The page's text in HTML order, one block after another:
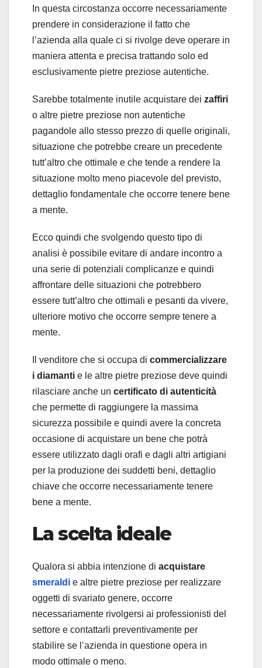
In questa circostanza occorre necessariamente
prendere in considerazione il fatto che
l’azienda alla quale ci si rivolge deve operare in
maniera attenta e precisa trattando solo ed
esclusivamente pietre preziose autentiche.
Sarebbe totalmente inutile acquistare dei zaffiri
o altre pietre preziose non autentiche
pagandole allo stesso prezzo di quelle originali,
situazione che potrebbe creare un precedente
tutt’altro che ottimale e che tende a rendere la
situazione molto meno piacevole del previsto,
dettaglio fondamentale che occorre tenere bene
a mente.
Ecco quindi che svolgendo questo tipo di
analisi è possibile evitare di andare incontro a
una serie di potenziali complicanze e quindi
affrontare delle situazioni che potrebbero
essere tutt’altro che ottimali e pesanti da vivere,
ulteriore motivo che occorre sempre tenere a
mente.
Il venditore che si occupa di commercializzare
i diamanti e le altre pietre preziose deve quindi
rilasciare anche un certificato di autenticità
che permette di raggiungere la massima
sicurezza possibile e quindi avere la concreta
occasione di acquistare un bene che potrà
essere utilizzato dagli orafi e dagli altri artigiani
per la produzione dei suddetti beni, dettaglio
chiave che occorre necessariamente tenere
bene a mente.
La scelta ideale
Qualora si abbia intenzione di acquistare
smeraldi e altre pietre preziose per realizzare
oggetti di svariato genere, occorre
necessariamente rivolgersi ai professionisti del
settore e contattarli preventivamente per
stabilire se l’azienda in questione opera in
modo ottimale o meno.